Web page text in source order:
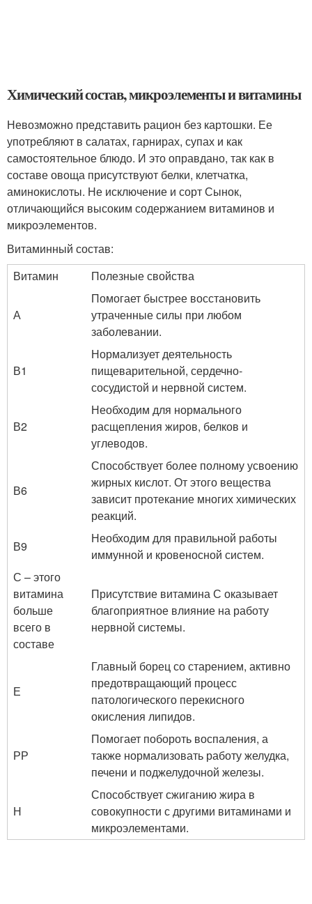
Химический состав, микроэлементы и витамины
Невозможно представить рацион без картошки. Ее
употребляют в салатах, гарнирах, супах и как
самостоятельное блюдо. И это оправдано, так как в
составе овоща присутствуют белки, клетчатка,
аминокислоты. Не исключение и сорт Сынок,
отличающийся высоким содержанием витаминов и
микроэлементов.
Витаминный состав:
Витамин
Полезные свойства
А
Помогает быстрее восстановить
утраченные силы при любом
заболевании.
В1
Нормализует деятельность
пищеварительной, сердечно-
сосудистой и нервной систем.
В2
Необходим для нормального
расщепления жиров, белков и
углеводов.
В6
Способствует более полному усвоению
жирных кислот. От этого вещества
зависит протекание многих химических
реакций.
В9
Необходим для правильной работы
иммунной и кровеносной систем.
С – этого
витамина
больше
всего в
составе
Присутствие витамина С оказывает
благоприятное влияние на работу
нервной системы.
Е
Главный борец со старением, активно
предотвращающий процесс
патологического перекисного
окисления липидов.
РР
Помогает побороть воспаления, а
также нормализовать работу желудка,
печени и поджелудочной железы.
Н
Способствует сжиганию жира в
совокупности с другими витаминами и
микроэлементами.